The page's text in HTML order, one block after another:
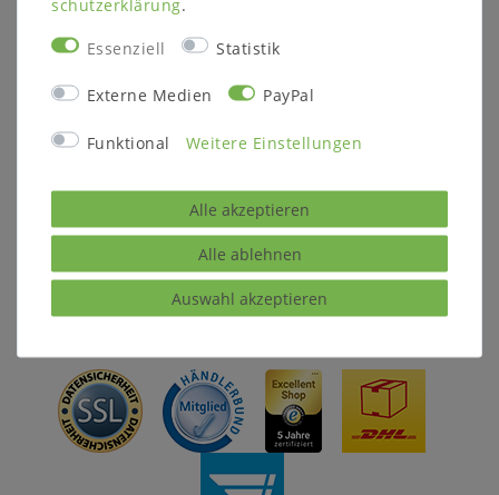
ZAHLUNGSARTEN
Essenziell Statistik
Externe Medien PayPal
Funktional Weitere Einstellungen
Alle akzeptieren
Alle ablehnen
Auswahl akzeptieren